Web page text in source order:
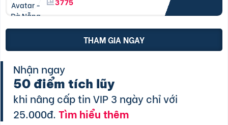
THAM GIA NGAY
Nhận ngay
50 điểm tích lũy
khi nâng cấp tin VIP 3 ngày chỉ với
25.000đ.Tìm hiểu thêm